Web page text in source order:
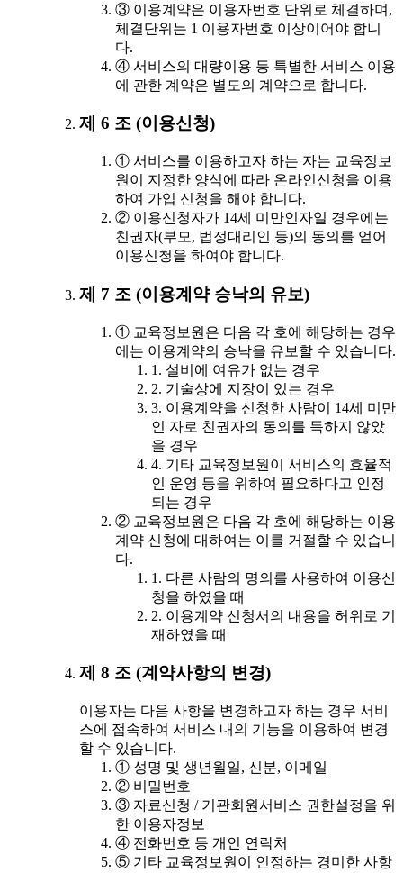
③ 이용계약은 이용자번호 단위로 체결하며,
체결단위는 1 이용자번호 이상이어야 합니
다.
④ 서비스의 대량이용 등 특별한 서비스 이용
에 관한 계약은 별도의 계약으로 합니다.
제 6 조 (이용신청)
① 서비스를 이용하고자 하는 자는 교육정보
원이 지정한 양식에 따라 온라인신청을 이용
하여 가입 신청을 해야 합니다.
② 이용신청자가 14세 미만인자일 경우에는
친권자(부모, 법정대리인 등)의 동의를 얻어
이용신청을 하여야 합니다.
제 7 조 (이용계약 승낙의 유보)
① 교육정보원은 다음 각 호에 해당하는 경우
에는 이용계약의 승낙을 유보할 수 있습니다.
1. 설비에 여유가 없는 경우
2. 기술상에 지장이 있는 경우
3. 이용계약을 신청한 사람이 14세 미만
인 자로 친권자의 동의를 득하지 않았
을 경우
4. 기타 교육정보원이 서비스의 효율적
인 운영 등을 위하여 필요하다고 인정
되는 경우
② 교육정보원은 다음 각 호에 해당하는 이용
계약 신청에 대하여는 이를 거절할 수 있습니
다.
1. 다른 사람의 명의를 사용하여 이용신
청을 하였을 때
2. 이용계약 신청서의 내용을 허위로 기
재하였을 때
제 8 조 (계약사항의 변경)
이용자는 다음 사항을 변경하고자 하는 경우 서비
스에 접속하여 서비스 내의 기능을 이용하여 변경
할 수 있습니다.
① 성명 및 생년월일, 신분, 이메일
② 비밀번호
③ 자료신청 / 기관회원서비스 권한설정을 위
한 이용자정보
④ 전화번호 등 개인 연락처
⑤ 기타 교육정보원이 인정하는 경미한 사항